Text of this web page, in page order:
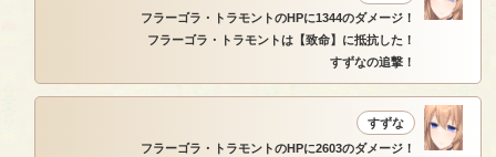
フラーゴラ・トラモントのHPに1344のダメージ！
フラーゴラ・トラモントは【致命】に抵抗した！
すずなの追撃！
すずな
フラーゴラ・トラモントのHPに2603のダメージ！